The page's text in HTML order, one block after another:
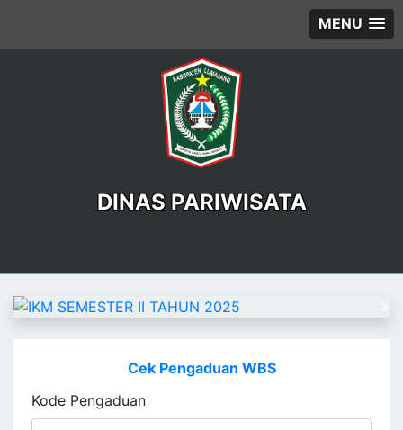
MENU
DINAS PARIWISATA
Previous
Cek Pengaduan WBS
Kode Pengaduan